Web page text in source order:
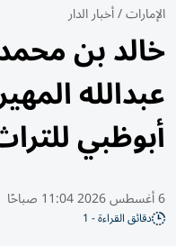
الإمارات/أخبار الدار
خالد بن
عبدالله
أبوظبي
6 أغسطس 2026 11:04 صباحًا
دقائق القراءة - 1